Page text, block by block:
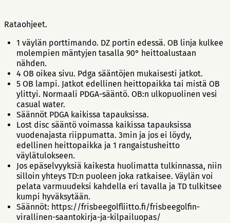
Rataohjeet.
1 väylän porttimando. DZ portin edessä. OB linja kulkee
molempien mäntyjen tasalla 90° heittoalustaan
nähden.
4 OB oikea sivu. Pdga sääntöjen mukaisesti jatkot.
5 OB lampi. Jatkot edellinen heittopaikka tai mistä OB
ylittyi. Normaali PDGA-sääntö. OB:n ulkopuolinen vesi
casual water.
Säännöt PDGA kaikissa tapauksissa.
Lost disc sääntö voimassa kaikissa tapauksissa
vuodenajasta riippumatta. 3min ja jos ei löydy,
edellinen heittopaikka ja 1 rangaistusheitto
väylätulokseen.
Jos epäselvyyksiä kaikesta huolimatta tulkinnassa, niin
silloin yhteys TD:n puoleen joka ratkaisee. Väylän voi
pelata varmuudeksi kahdella eri tavalla ja TD tulkitsee
kumpi hyväksytään.
Säännöt: https://frisbeegolfliitto.fi/frisbeegolfin-
virallinen-saantokirja-ja-kilpailuopas/